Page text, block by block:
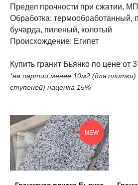
Предел прочности при сжатии,
Обработка: термообработанный,
бучарда, пиленый, колотый
Происхождение: Египет
Купить гранит Бьянко по цене от
*на партии менее 10м2 (для
ступеней) наценка 15%
NEW